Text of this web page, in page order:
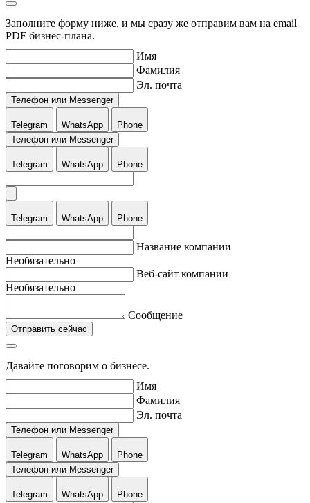
Заполните форму ниже, и мы сразу же отправим вам на email
PDF бизнес-плана.
Имя
Фамилия
Эл. почта
Телефон или Messenger
Telegram WhatsApp
Phone
Телефон или Messenger
Telegram WhatsApp Phone
Telegram WhatsApp Phone
Название компании
Необязательно
Веб-сайт компании
Необязательно
Сообщение
Отправить сейчас
Давайте поговорим о бизнесе.
Имя
Фамилия
Эл. почта
Телефон или Messenger
Telegram WhatsApp
Phone
Телефон или Messenger
Telegram WhatsApp Phone